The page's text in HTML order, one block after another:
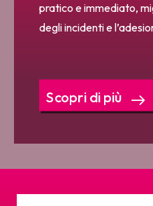
pratico e immediato,
degli incidenti e
Scopri di più